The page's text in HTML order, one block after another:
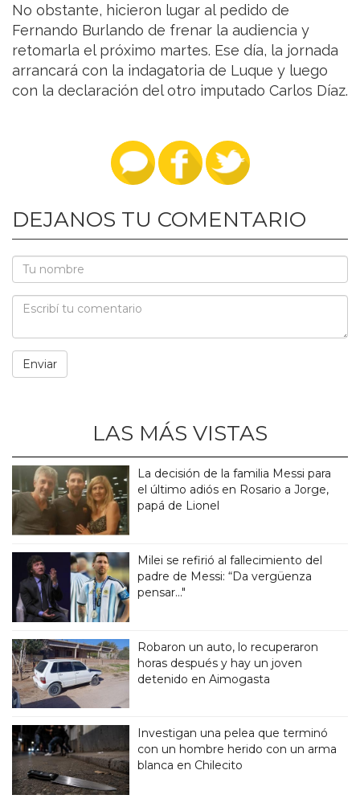
No obstante, hicieron lugar al pedido de
Fernando Burlando de frenar la audiencia y
retomarla el próximo martes. Ese día, la jornada
arrancará con la indagatoria de Luque y luego
con la declaración del otro imputado Carlos Díaz.
DEJANOS TU COMENTARIO
LAS MÁS VISTAS
La decisión de la familia Messi para
el último adiós en Rosario a Jorge,
papá de Lionel
Milei se refirió al fallecimiento del
padre de Messi: “Da vergüenza
pensar..."
Robaron un auto, lo recuperaron
horas después y hay un joven
detenido en Aimogasta
Investigan una pelea que terminó
con un hombre herido con un arma
blanca en Chilecito